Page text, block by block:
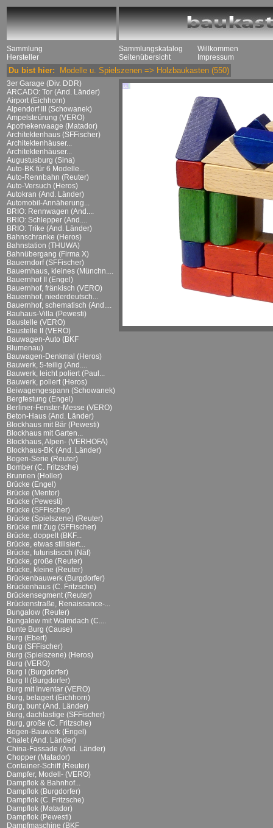
Sammlung
Hersteller
Sammlungskatalog
Seitenübersicht
Willkommen
Impressum
Du bist hier: Modelle u. Spielszenen => Holzbaukasten (550)
3er Garage (Div. DDR)
ARCADO: Tor (And. Länder)
Airport (Eichhorn)
Alpendorf III (Schowanek)
Ampelsteürung (VERO)
Apothekerwaage (Matador)
Architektenhaus (SFFischer)
Architektenhäuser...
Architektenhäuser...
Augustusburg (Sina)
Auto-BK für 6 Modelle...
Auto-Rennbahn (Reuter)
Auto-Versuch (Heros)
Autokran (And. Länder)
Automobil-Annäherung...
BRIO: Rennwagen (And....
BRIO: Schlepper (And....
BRIO: Trike (And. Länder)
Bahnschranke (Heros)
Bahnstation (THUWA)
Bahnübergang (Firma X)
Bauerndorf (SFFischer)
Bauernhaus, kleines (Münchn....
Bauernhof II (Engel)
Bauernhof, fränkisch (VERO)
Bauernhof, niederdeutsch...
Bauernhof, schematisch (And....
Bauhaus-Villa (Pewesti)
Baustelle (VERO)
Baustelle II (VERO)
Bauwagen-Auto (BKF
Blumenau)
Bauwagen-Denkmal (Heros)
Bauwerk, 5-teilig (And....
Bauwerk, leicht poliert (Paul...
Bauwerk, poliert (Heros)
Beiwagengespann (Schowanek)
Bergfestung (Engel)
Berliner-Fenster-Messe (VERO)
Beton-Haus (And. Länder)
Blockhaus mit Bär (Pewesti)
Blockhaus mit Garten...
Blockhaus, Alpen- (VERHOFA)
Blockhaus-BK (And. Länder)
Bogen-Serie (Reuter)
Bomber (C. Fritzsche)
Brunnen (Holler)
Brücke (Engel)
Brücke (Mentor)
Brücke (Pewesti)
Brücke (SFFischer)
Brücke (Spielszene) (Reuter)
Brücke mit Zug (SFFischer)
Brücke, doppelt (BKF...
Brücke, etwas stilisiert...
Brücke, futuristiscch (Näf)
Brücke, große (Reuter)
Brücke, kleine (Reuter)
Brückenbauwerk (Burgdorfer)
Brückenhaus (C. Fritzsche)
Brückensegment (Reuter)
Brückenstraße, Renaissance-...
Bungalow (Reuter)
Bungalow mit Walmdach (C....
Bunte Burg (Cause)
Burg (Ebert)
Burg (SFFischer)
Burg (Spielszene) (Heros)
Burg (VERO)
Burg I (Burgdorfer)
Burg II (Burgdorfer)
Burg mit Inventar (VERO)
Burg, belagert (Eichhorn)
Burg, bunt (And. Länder)
Burg, dachlastige (SFFischer)
Burg, große (C. Fritzsche)
Bögen-Bauwerk (Engel)
Chalet (And. Länder)
China-Fassade (And. Länder)
Chopper (Matador)
Container-Schiff (Reuter)
Dampfer, Modell- (VERO)
Dampflok & Bahnhof...
Dampflok (Burgdorfer)
Dampflok (C. Fritzsche)
Dampflok (Matador)
Dampflok (Pewesti)
Dampfmaschine (BKF